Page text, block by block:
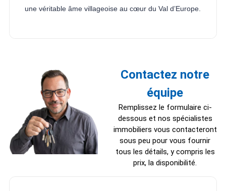
une véritable âme villageoise au cœur du Val d’Europe.
Contactez notre
équipe
Remplissez le formulaire ci-
dessous et nos spécialistes
immobiliers vous contacteront
sous peu pour vous fournir
tous les détails, y compris les
prix, la disponibilité.